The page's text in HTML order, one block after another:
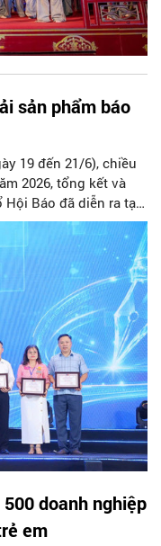
sản phẩm báo
19 đến 21/6), chiều
2026, tổng kết và
Báo đã diễn ra tại
Hải Phòng.
doanh nghiệp
em